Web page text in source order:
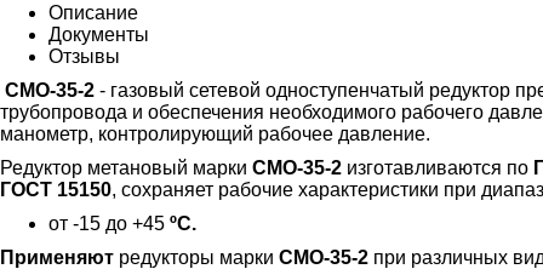
Описание
Документы
Отзывы
СМО-35-2 - газовый сетевой одноступенчатый редуктор
трубопровода и обеспечения необходимого рабочего
манометр, контролирующий рабочее давление.
Редуктор метановый марки СМО-35-2 изготавливаются по
ГОСТ 15150, сохраняет рабочие характеристики при
от -15 до +45 ºС.
Применяют редукторы марки СМО-35-2 при различных